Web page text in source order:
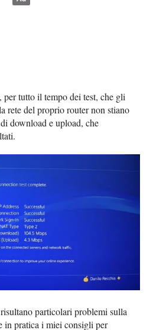
per tutto il tempo dei test, che gli
rete del proprio router non stiano
download e upload, che
particolari problemi sulla
in pratica i miei consigli per